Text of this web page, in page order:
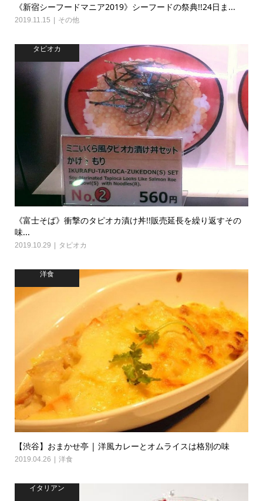
《新宿シーフードマニア2019》シーフードの祭典!!24日ま...
2019.11.15 その他
タピオカ
《富士そば》衝撃のタピオカ漬け丼!!販売延長を繰り返すその
味...
2019.10.29 タピオカ
洋食
【渋谷】おまかせ亭 | 洋風カレーとオムライスは格別の味
2019.04.26 洋食
イタリアン